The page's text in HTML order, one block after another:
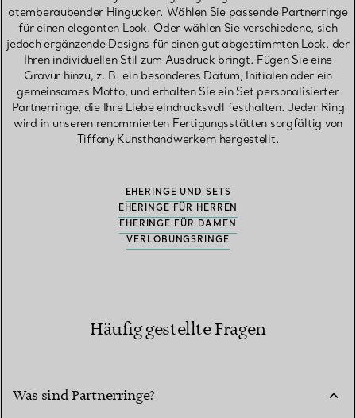
atemberaubender Hingucker. Wählen Sie passende Partnerringe
für einen eleganten Look. Oder wählen Sie verschiedene, sich
jedoch ergänzende Designs für einen gut abgestimmten Look, der
Ihren individuellen Stil zum Ausdruck bringt. Fügen Sie eine
Gravur hinzu, z. B. ein besonderes Datum, Initialen oder ein
gemeinsames Motto, und erhalten Sie ein Set personalisierter
Partnerringe, die Ihre Liebe eindrucksvoll festhalten. Jeder Ring
wird in unseren renommierten Fertigungsstätten sorgfältig von
Tiffany Kunsthandwerkern hergestellt.
EHERINGE UND SETS
EHERINGE FÜR HERREN
EHERINGE FÜR DAMEN
VERLOBUNGSRINGE
Häufig gestellte Fragen
Was sind Partnerringe?